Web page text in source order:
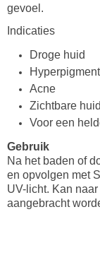
gevoel.
Indicaties
Droge huid
Acne
Zichtbare
Voor een
Gebruik
Na het baden of
en opvolgen met
UV-licht. Kan
aangebracht